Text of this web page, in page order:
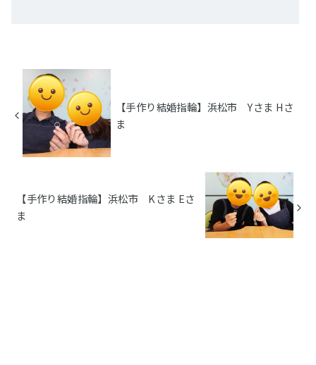
【手作り結婚指輪】浜松市 Yさま Hさ
ま
【手作り結婚指輪】浜松市 Kさま Eさ
ま